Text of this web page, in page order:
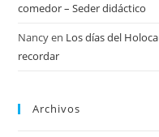
comedor – Seder didáctico
Nancyen Los días del
recordar
Archivos